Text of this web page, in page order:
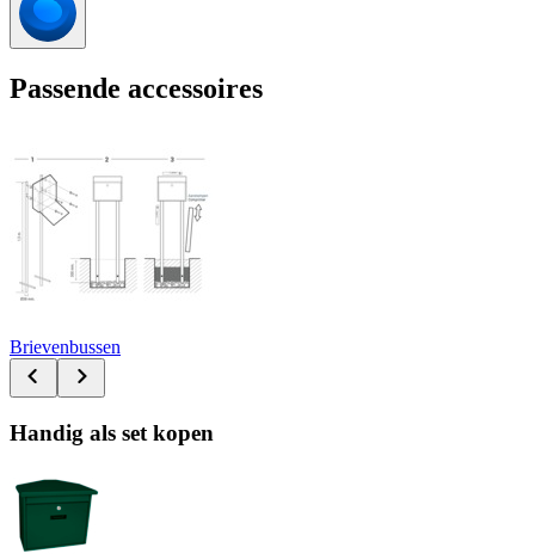
Passende accessoires
Brievenbussen
Handig als set kopen